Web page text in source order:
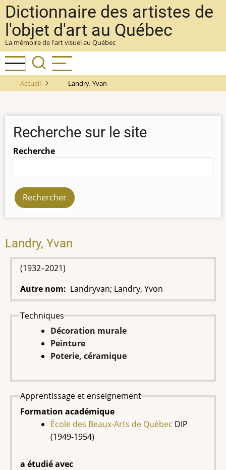
Aller
au
contenu
principal
Dictionnaire des artistes de
l'objet d'art au Québec
La mémoire de l'art visuel au Québec
Accueil Landry, Yvan
Recherche sur le site
Recherche
Landry, Yvan
(1932–2021)
Autre nom
Landryvan; Landry, Yvon
Techniques
Décoration murale
Peinture
Poterie, céramique
Apprentissage et enseignement
Formation académique
École des Beaux-Arts de Québec DIP
(1949-1954)
a étudié avec